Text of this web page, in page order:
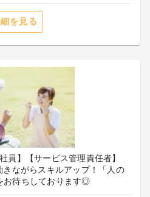
を見る
員】【サービス管理責任者】
ながらスキルアップ！「人の
お待ちしております◎